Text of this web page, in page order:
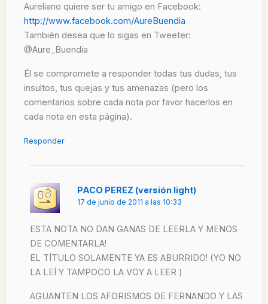
Aureliano quiere ser tu amigo en Facebook:
http://www.facebook.com/AureBuendia
También desea que lo sigas en Tweeter:
@Aure_Buendia
Él se compromete a responder todas tus dudas, tus
insultos, tus quejas y tus amenazas (pero los
comentarios sobre cada nota por favor hacerlos en
cada nota en esta página).
Responder
PACO PEREZ (versión light)
17 de junio de 2011 a las 10:33
ESTA NOTA NO DAN GANAS DE LEERLA Y MENOS
DE COMENTARLA!
EL TÍTULO SOLAMENTE YA ES ABURRIDO! (YO NO
LA LEÍ Y TAMPOCO LA VOY A LEER )
AGUANTEN LOS AFORISMOS DE FERNANDO Y LAS